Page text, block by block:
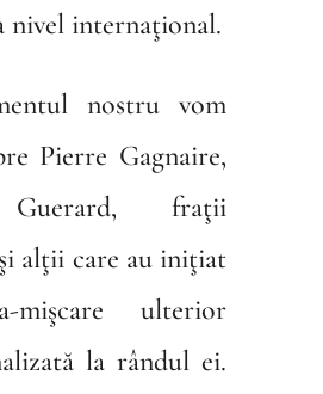
nivel internaţional.
nostru vom
Pierre Gagnaire,
fraţii
alţii care au iniţiat
mişcare ulterior
la rândul ei.